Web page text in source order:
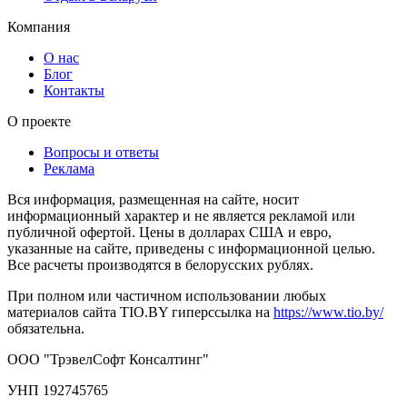
Компания
О нас
Блог
Контакты
О проекте
Вопросы и ответы
Реклама
Вся информация, размещенная на сайте, носит
информационный характер и не является рекламой или
публичной офертой. Цены в долларах США и евро,
указанные на сайте, приведены с информационной целью.
Все расчеты производятся в белорусских рублях.
При полном или частичном использовании любых
материалов сайта TIO.BY гиперссылка на https://www.tio.by/
обязательна.
ООО "ТрэвелСофт Консалтинг"
УНП 192745765